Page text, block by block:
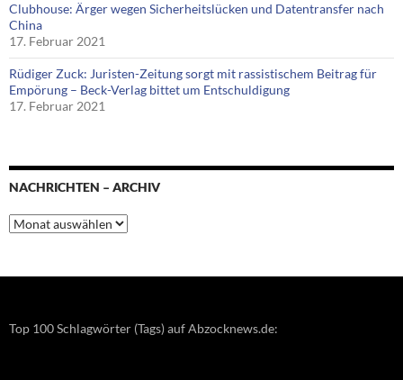
Clubhouse: Ärger wegen Sicherheitslücken und Datentransfer nach
China
17. Februar 2021
Rüdiger Zuck: Juristen-Zeitung sorgt mit rassistischem Beitrag für
Empörung – Beck-Verlag bittet um Entschuldigung
17. Februar 2021
NACHRICHTEN – ARCHIV
Nachrichten
–
Top 100 Schlagwörter (Tags) auf Abzocknews.de: